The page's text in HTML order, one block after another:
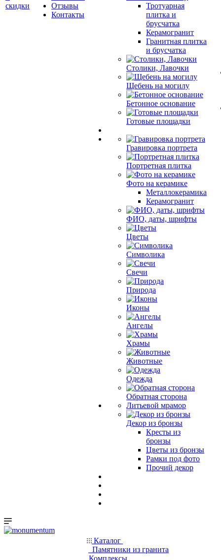
скидки
Отзывы
Контакты
Тротуарная
плитка и
брусчатка
Керамогранит
Гранитная плитка
и брусчатка
Столики, Лавочки
Щебень на могилу
Бетонное основание
Готовые площадки
Гравировка портрета
Портретная плитка
Фото на керамике
Металлокерамика
Керамогранит
ФИО, даты, шрифты
Цветы
Символика
Свечи
Природа
Иконы
Ангелы
Храмы
Животные
Одежда
Обратная сторона
Литьевой мрамор
Декор из бронзы
Кресты из
бронзы
Цветы из бронзы
Рамки под фото
Прочий декор
Каталог
Памятники из гранита
Комплексы